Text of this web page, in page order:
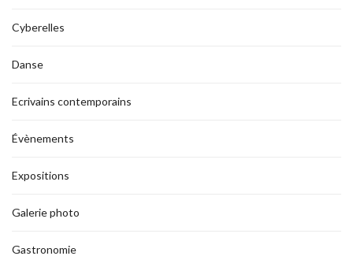
Cyberelles
Danse
Ecrivains contemporains
Évènements
Expositions
Galerie photo
Gastronomie